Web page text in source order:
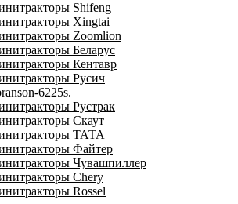
Shifeng
Xingtai
Zoomlion
Беларус
Кентавр
Русич
Рустрак
Скаут
ТАТА
Файтер
Чувашпиллер
Chery
Rossel